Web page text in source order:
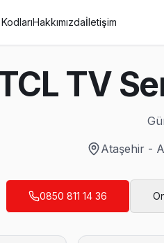
Servis
Hakkımızdaİletişim
TV
Ataşehir-
0850 811 14 36